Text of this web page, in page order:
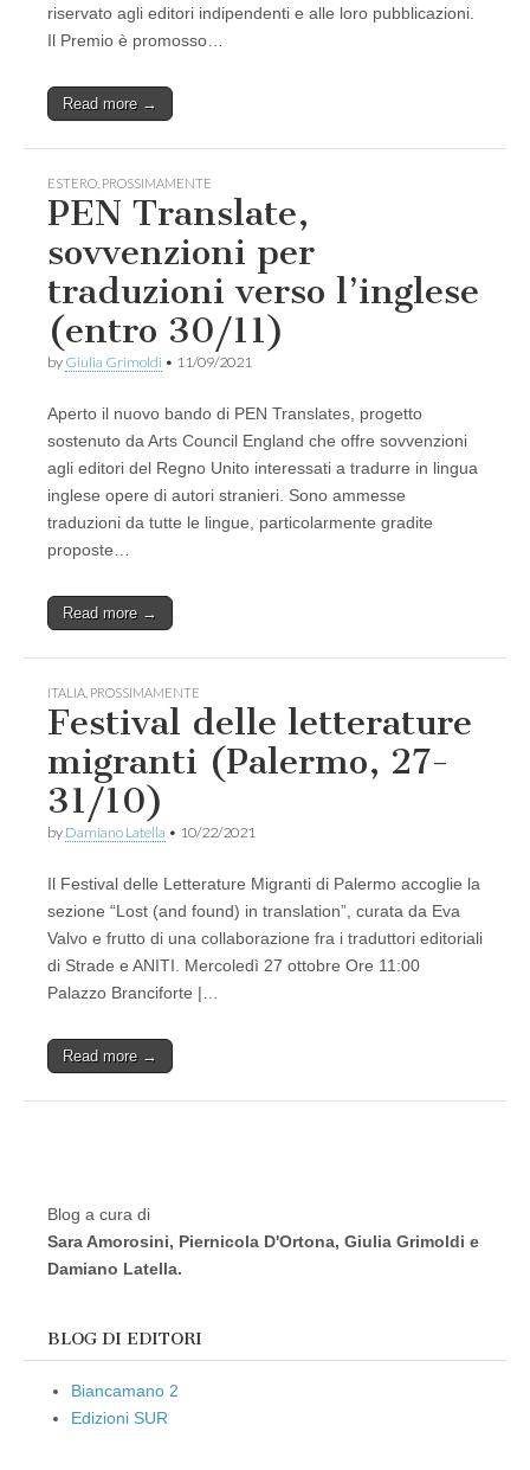
riservato agli editori indipendenti e alle loro pubblicazioni.
Il Premio è promosso…
Read more →
ESTERO PROSSIMAMENTE
PEN Translate,
sovvenzioni per
traduzioni verso l’inglese
(entro 30/11)
by Giulia Grimoldi • 11/09/2021
Aperto il nuovo bando di PEN Translates, progetto
sostenuto da Arts Council England che offre sovvenzioni
agli editori del Regno Unito interessati a tradurre in lingua
inglese opere di autori stranieri. Sono ammesse
traduzioni da tutte le lingue, particolarmente gradite
proposte…
Read more →
ITALIA PROSSIMAMENTE
Festival delle letterature
migranti (Palermo, 27-
31/10)
by Damiano Latella • 10/22/2021
Il Festival delle Letterature Migranti di Palermo accoglie la
sezione “Lost (and found) in translation”, curata da Eva
Valvo e frutto di una collaborazione fra i traduttori editoriali
di Strade e ANITI. Mercoledì 27 ottobre Ore 11:00
Palazzo Branciforte |…
Read more →
Blog a cura di
Sara Amorosini, Piernicola D'Ortona, Giulia Grimoldi e
Damiano Latella.
BLOG DI EDITORI
Biancamano 2
Edizioni SUR